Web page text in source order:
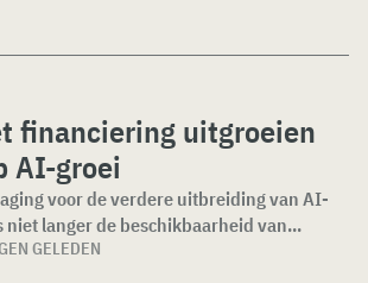
financiering uitgroeien
AI-groei
voor de verdere uitbreiding van AI-
langer de beschikbaarheid van...
GELEDEN